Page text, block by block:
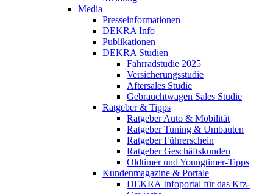
Media
Presseinformationen
DEKRA Info
Publikationen
DEKRA Studien
Fahrradstudie 2025
Versicherungsstudie
Aftersales Studie
Gebrauchtwagen Sales Studie
Ratgeber & Tipps
Ratgeber Auto & Mobilität
Ratgeber Tuning & Umbauten
Ratgeber Führerschein
Ratgeber Geschäftskunden
Oldtimer und Youngtimer-Tipps
Kundenmagazine & Portale
DEKRA Infoportal für das Kfz-